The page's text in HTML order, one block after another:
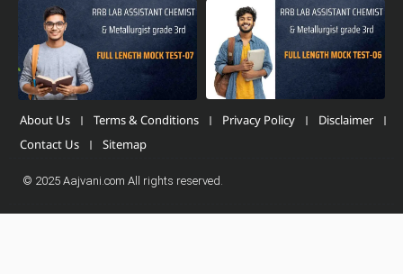
About Us Terms & Conditions Privacy Policy
Disclaimer
Contact Us
Sitemap
© 2025 Aajvani.com All rights reserved.